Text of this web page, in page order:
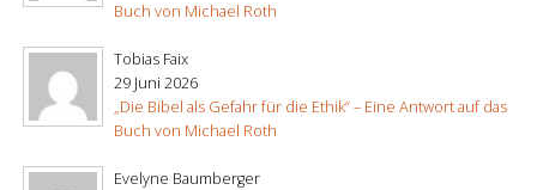
Buch von Michael Roth
Tobias Faix
29 Juni 2026
„Die Bibel als Gefahr für die Ethik“ – Eine Antwort auf das
Buch von Michael Roth
Evelyne Baumberger